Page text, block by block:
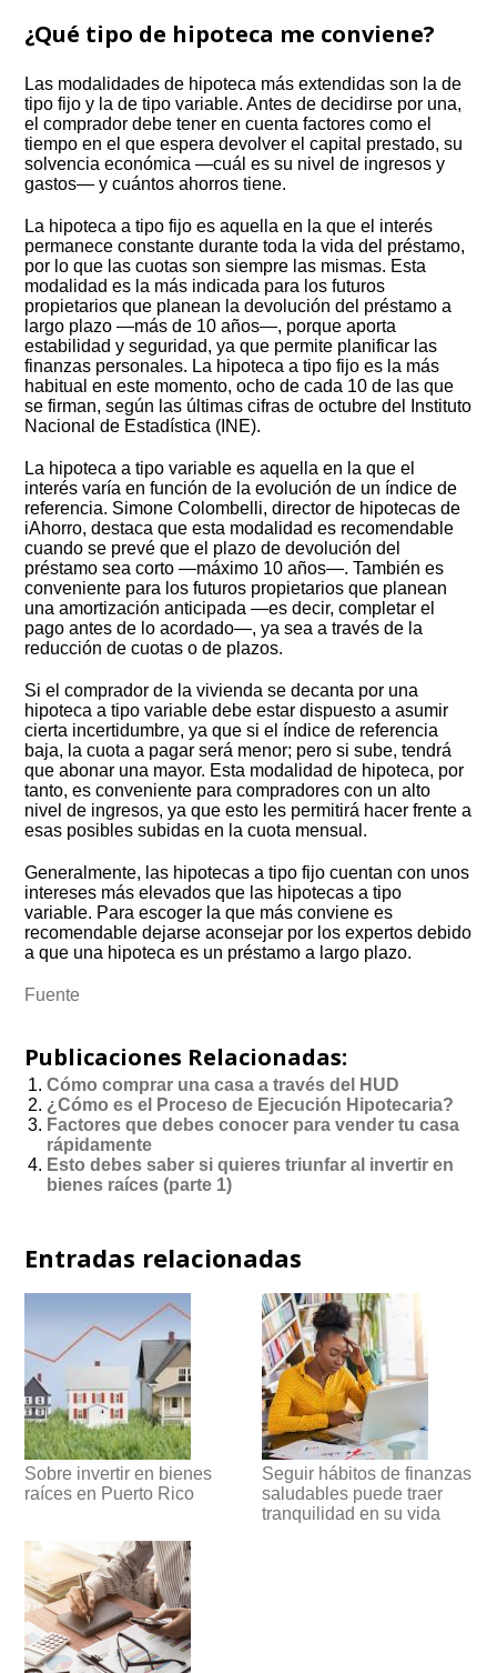
¿Qué tipo de hipoteca me conviene?
Las modalidades de hipoteca más extendidas son la de
tipo fijo y la de tipo variable. Antes de decidirse por una,
el comprador debe tener en cuenta factores como el
tiempo en el que espera devolver el capital prestado, su
solvencia económica —cuál es su nivel de ingresos y
gastos— y cuántos ahorros tiene.
La hipoteca a tipo fijo es aquella en la que el interés
permanece constante durante toda la vida del préstamo,
por lo que las cuotas son siempre las mismas. Esta
modalidad es la más indicada para los futuros
propietarios que planean la devolución del préstamo a
largo plazo —más de 10 años—, porque aporta
estabilidad y seguridad, ya que permite planificar las
finanzas personales. La hipoteca a tipo fijo es la más
habitual en este momento, ocho de cada 10 de las que
se firman, según las últimas cifras de octubre del Instituto
Nacional de Estadística (INE).
La hipoteca a tipo variable es aquella en la que el
interés varía en función de la evolución de un índice de
referencia. Simone Colombelli, director de hipotecas de
iAhorro, destaca que esta modalidad es recomendable
cuando se prevé que el plazo de devolución del
préstamo sea corto —máximo 10 años—. También es
conveniente para los futuros propietarios que planean
una amortización anticipada —es decir, completar el
pago antes de lo acordado—, ya sea a través de la
reducción de cuotas o de plazos.
Si el comprador de la vivienda se decanta por una
hipoteca a tipo variable debe estar dispuesto a asumir
cierta incertidumbre, ya que si el índice de referencia
baja, la cuota a pagar será menor; pero si sube, tendrá
que abonar una mayor. Esta modalidad de hipoteca, por
tanto, es conveniente para compradores con un alto
nivel de ingresos, ya que esto les permitirá hacer frente a
esas posibles subidas en la cuota mensual.
Generalmente, las hipotecas a tipo fijo cuentan con unos
intereses más elevados que las hipotecas a tipo
variable. Para escoger la que más conviene es
recomendable dejarse aconsejar por los expertos debido
a que una hipoteca es un préstamo a largo plazo.
Fuente
Publicaciones Relacionadas:
Cómo comprar una casa a través del HUD
¿Cómo es el Proceso de Ejecución Hipotecaria?
Factores que debes conocer para vender tu casa
rápidamente
Esto debes saber si quieres triunfar al invertir en
bienes raíces (parte 1)
Entradas relacionadas
Sobre invertir en bienes
raíces en Puerto Rico
Seguir hábitos de finanzas
saludables puede traer
tranquilidad en su vida